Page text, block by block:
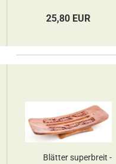
25,80 EUR
Blätter superbreit -